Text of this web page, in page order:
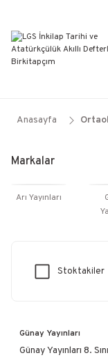
Anasayfa
Markalar
Arı Yayınları
Stoktakiler
Günay Yayınları
Günay Yayınları 8.